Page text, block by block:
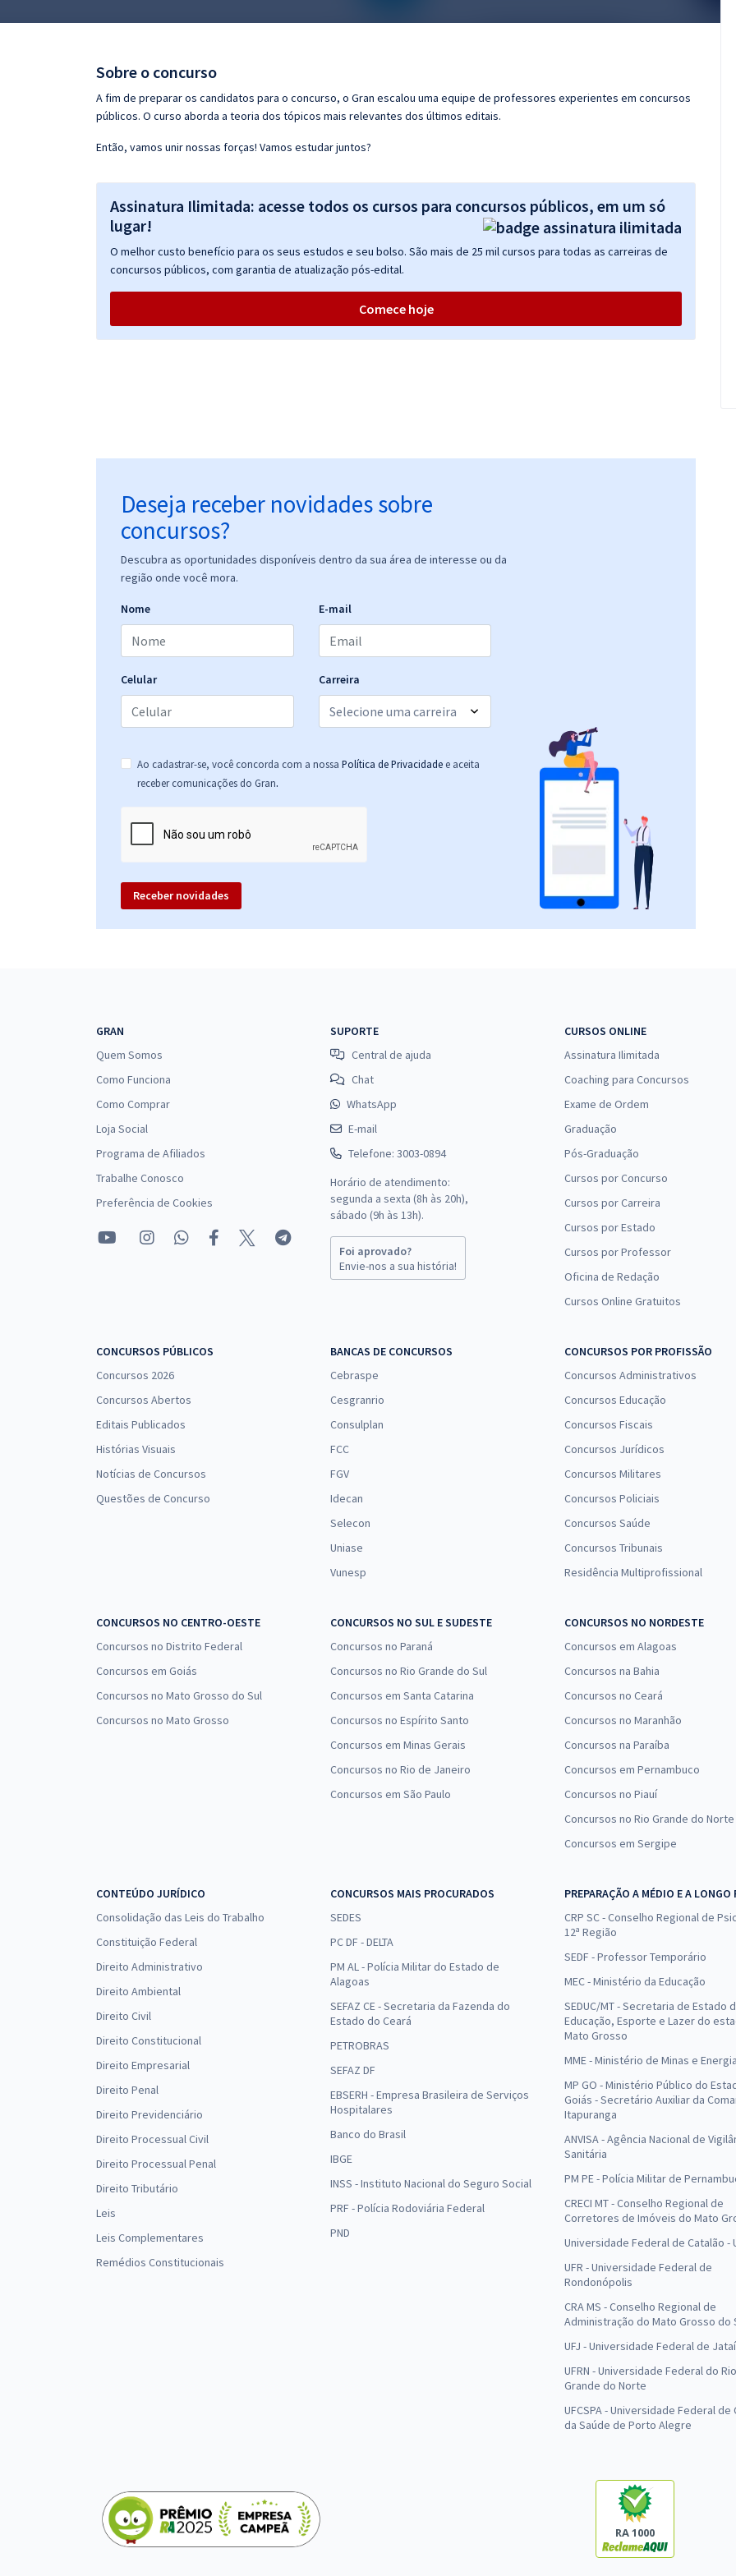
Conteúdo gratuito
Sobre o concurso
A fim de preparar os candidatos para o concurso, o Gran escalou uma equipe de professores experientes em concursos
públicos. O curso aborda a teoria dos tópicos mais relevantes dos últimos editais.
Então, vamos unir nossas forças! Vamos estudar juntos?
Assinatura Ilimitada: acesse todos os cursos para concursos públicos, em um só
lugar!
O melhor custo benefício para os seus estudos e seu bolso. São mais de 25 mil cursos para todas as carreiras de
concursos públicos, com garantia de atualização pós-edital.
Comece hoje
Deseja receber novidades sobre
concursos?
Descubra as oportunidades disponíveis dentro da sua área de interesse ou da
região onde você mora.
Nome E-mail
Celular Carreira
Ao cadastrar-se, você concorda com a nossa Política de Privacidade e aceita
receber comunicações do Gran.
Receber novidades
GRAN
Quem Somos
Como Funciona
Como Comprar
Loja Social
Programa de Afiliados
Trabalhe Conosco
Preferência de Cookies
SUPORTE
Central de ajuda
Chat
WhatsApp
E-mail
Telefone: 3003-0894
Horário de atendimento:
segunda a sexta (8h às 20h),
sábado (9h às 13h).
Foi aprovado?
Envie-nos a sua história!
CURSOS ONLINE
Assinatura Ilimitada
Coaching para Concursos
Exame de Ordem
Graduação
Pós-Graduação
Cursos por Concurso
Cursos por Carreira
Cursos por Estado
Cursos por Professor
Oficina de Redação
Cursos Online Gratuitos
CONCURSOS PÚBLICOS
Concursos 2026
Concursos Abertos
Editais Publicados
Histórias Visuais
Notícias de Concursos
Questões de Concurso
BANCAS DE CONCURSOS
Cebraspe
Cesgranrio
Consulplan
FCC
FGV
Idecan
Selecon
Uniase
Vunesp
CONCURSOS POR PROFISSÃO
Concursos Administrativos
Concursos Educação
Concursos Fiscais
Concursos Jurídicos
Concursos Militares
Concursos Policiais
Concursos Saúde
Concursos Tribunais
Residência Multiprofissional
CONCURSOS NO CENTRO-OESTE
Concursos no Distrito Federal
Concursos em Goiás
Concursos no Mato Grosso do Sul
Concursos no Mato Grosso
CONCURSOS NO SUL E SUDESTE
Concursos no Paraná
Concursos no Rio Grande do Sul
Concursos em Santa Catarina
Concursos no Espírito Santo
Concursos em Minas Gerais
Concursos no Rio de Janeiro
Concursos em São Paulo
CONCURSOS NO NORDESTE
Concursos em Alagoas
Concursos na Bahia
Concursos no Ceará
Concursos no Maranhão
Concursos na Paraíba
Concursos em Pernambuco
Concursos no Piauí
Concursos no Rio Grande do Norte
Concursos em Sergipe
CONTEÚDO JURÍDICO
Consolidação das Leis do Trabalho
Constituição Federal
Direito Administrativo
Direito Ambiental
Direito Civil
Direito Constitucional
Direito Empresarial
Direito Penal
Direito Previdenciário
Direito Processual Civil
Direito Processual Penal
Direito Tributário
Leis
Leis Complementares
Remédios Constitucionais
CONCURSOS MAIS PROCURADOS
SEDES
PC DF - DELTA
PM AL - Polícia Militar do Estado de
Alagoas
SEFAZ CE - Secretaria da Fazenda do
Estado do Ceará
PETROBRAS
SEFAZ DF
EBSERH - Empresa Brasileira de Serviços
Hospitalares
Banco do Brasil
IBGE
INSS - Instituto Nacional do Seguro Social
PRF - Polícia Rodoviária Federal
PND
PREPARAÇÃO A MÉDIO E A LONGO
CRP SC - Conselho Regional de
12ª Região
SEDF - Professor Temporário
MEC - Ministério da Educação
SEDUC/MT - Secretaria de Estado
Educação, Esporte e Lazer do
Mato Grosso
MME - Ministério de Minas e
MP GO - Ministério Público do
Goiás - Secretário Auxiliar da
Itapuranga
ANVISA - Agência Nacional de
Sanitária
PM PE - Polícia Militar de
CRECI MT - Conselho Regional de
Corretores de Imóveis do Mato
Universidade Federal de Catalão -
UFR - Universidade Federal de
Rondonópolis
CRA MS - Conselho Regional de
Administração do Mato Grosso do
UFJ - Universidade Federal de Jataí
UFRN - Universidade Federal do Rio
Grande do Norte
UFCSPA - Universidade Federal de
da Saúde de Porto Alegre
RA 1000